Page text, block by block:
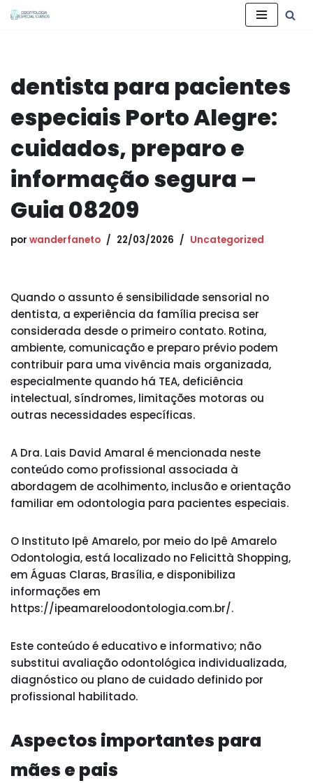
conteúdo
dentista para pacientes
especiais Porto Alegre:
cuidados, preparo e
informação segura –
Guia 08209
por wanderfaneto 22/03/2026 Uncategorized
Quando o assunto é sensibilidade sensorial no
dentista, a experiência da família precisa ser
considerada desde o primeiro contato. Rotina,
ambiente, comunicação e preparo prévio podem
contribuir para uma vivência mais organizada,
especialmente quando há TEA, deficiência
intelectual, síndromes, limitações motoras ou
outras necessidades específicas.
A Dra. Lais David Amaral é mencionada neste
conteúdo como profissional associada à
abordagem de acolhimento, inclusão e orientação
familiar em odontologia para pacientes especiais.
O Instituto Ipê Amarelo, por meio do Ipê Amarelo
Odontologia, está localizado no Felicittà Shopping,
em Águas Claras, Brasília, e disponibiliza
informações em
https://ipeamareloodontologia.com.br/.
Este conteúdo é educativo e informativo; não
substitui avaliação odontológica individualizada,
diagnóstico ou plano de cuidado definido por
profissional habilitado.
Aspectos importantes para
mães e pais